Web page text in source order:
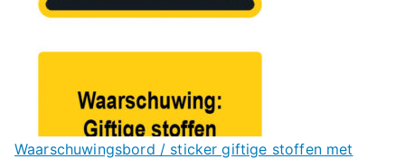
Waarschuwingsbord / sticker giftige stoffen met